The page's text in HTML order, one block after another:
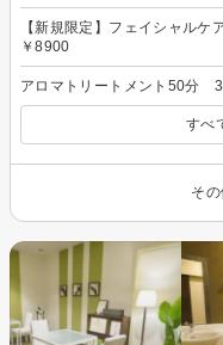
【新規限定】フェイシャル
￥8900
アロマトリートメント50分
すべ
そ